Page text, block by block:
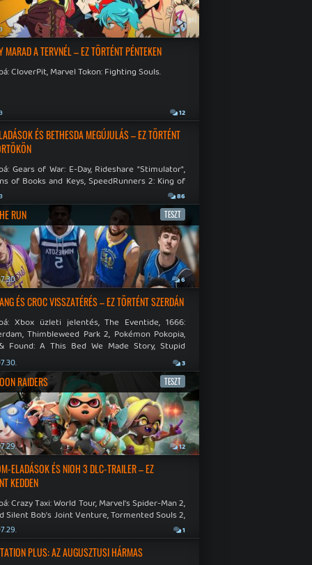
9
MARAD A TERVNÉL – EZ TÖRTÉNT PÉNTEKEN
CloverPit, Marvel Tokon: Fighting Souls.
12
ÉS BETHESDA MEGÚJULÁS – EZ TÖRTÉNT
Gears of War: E-Day, Rideshare "Stimulator",
of Books and Keys, SpeedRunners 2: King of
86
RUN TESZT
6
ÉS CROC VISSZATÉRÉS – EZ TÖRTÉNT SZERDÁN
Xbox üzleti jelentés, The Eventide, 1666:
Thimbleweed Park 2, Pokémon Pokopia,
Found: A This Bed We Made Story, Stupid
3
RAIDERS TESZT
12
ELADÁSOK ÉS NIOH 3 DLC-TRAILER – EZ
KEDDEN
Crazy Taxi: World Tour, Marvel's Spider-Man 2,
Silent Bob's Joint Venture, Tormented Souls 2,
Room in Hell, Slain 2: The Beast Within.
1
PLUS: AZ AUGUSZTUSI HÁRMAS